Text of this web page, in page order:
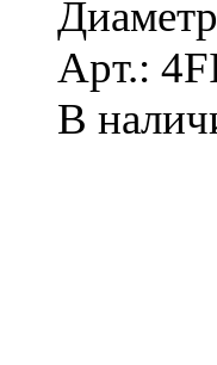
Арт.:
В